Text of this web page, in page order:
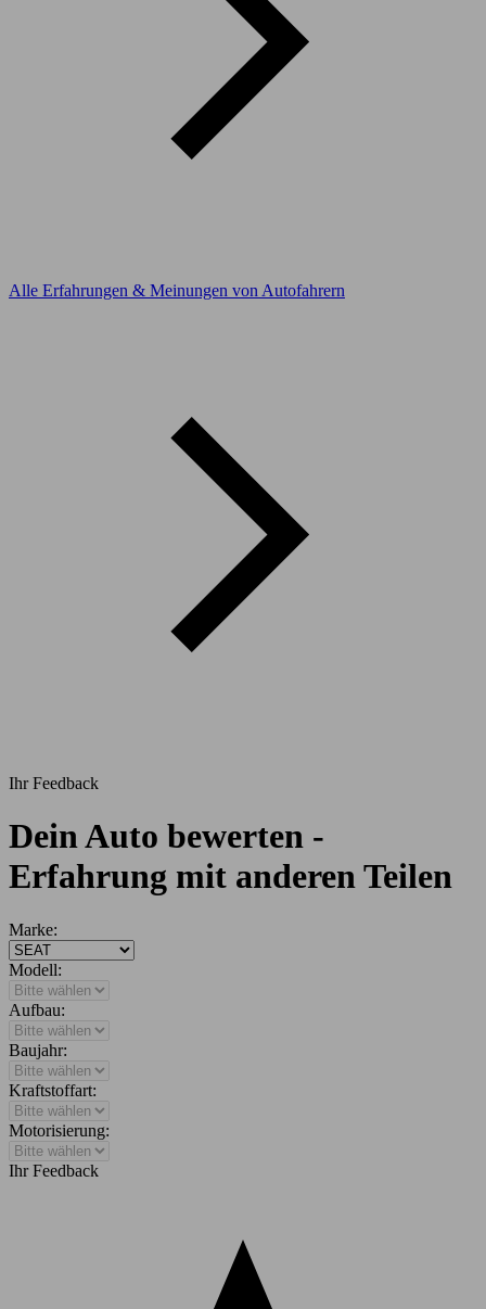
Alle Erfahrungen & Meinungen von Autofahrern
Ihr Feedback
Dein Auto bewerten -
Erfahrung mit anderen Teilen
Marke:
Modell:
Aufbau:
Baujahr:
Kraftstoffart:
Motorisierung:
Ihr Feedback